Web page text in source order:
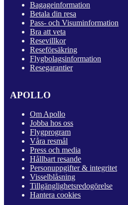
Bagageinformation
Betala din resa
Pass- och Visuminformation
Bra att veta
Resevillkor
Reseförsäkring
Flygbolagsinformation
Resegarantier
APOLLO
Om Apollo
Jobba hos oss
Flygprogram
Våra resmål
Press och media
Hållbart resande
Personuppgifter & integritet
Visselblåsning
Tillgänglighetsredogörelse
Hantera cookies